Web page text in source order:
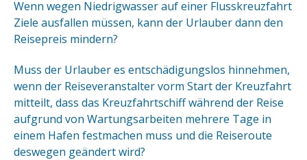
Wenn wegen Niedrigwasser auf einer Flusskreuzfahrt
Ziele ausfallen müssen, kann der Urlauber dann den
Reisepreis mindern?
Muss der Urlauber es entschädigungslos hinnehmen,
wenn der Reiseveranstalter vorm Start der Kreuzfahrt
mitteilt, dass das Kreuzfahrtschiff während der Reise
aufgrund von Wartungsarbeiten mehrere Tage in
einem Hafen festmachen muss und die Reiseroute
deswegen geändert wird?